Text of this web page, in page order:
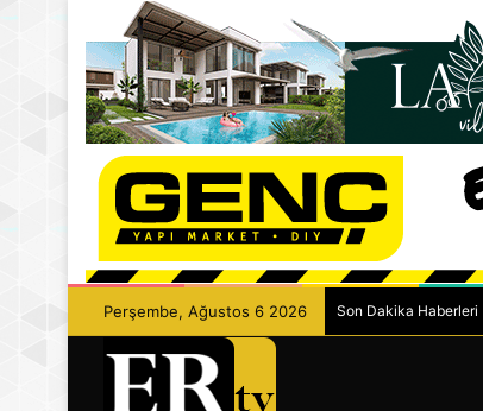
Perşembe, Ağustos 6 2026 Son Dakika Haberleri